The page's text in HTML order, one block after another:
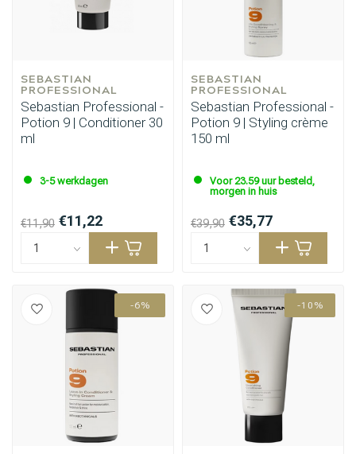
Omvorming CombiDeals
SEBASTIAN
PROFESSIONAL
Sebastian Professional -
Potion 9 | Conditioner 30
ml
3-5 werkdagen
€11,90 €11,22
SEBASTIAN
PROFESSIONAL
Sebastian Professional -
Potion 9 | Styling crème
150 ml
Voor 23.59 uur besteld,
morgen in huis
€39,90 €35,77
-6% -10%